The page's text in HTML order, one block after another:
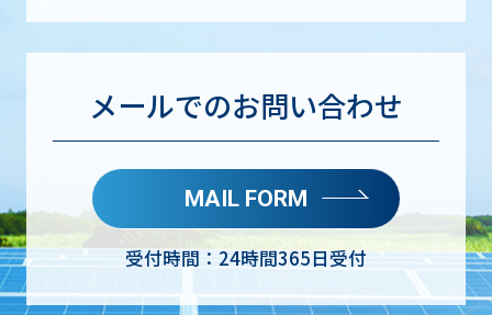
メールでのお問い合わせ
MAIL FORM
受付時間：24時間365日受付